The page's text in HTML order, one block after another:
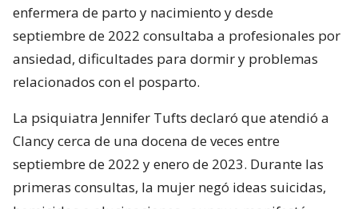
enfermera de parto y nacimiento y desde
septiembre de 2022 consultaba a profesionales por
ansiedad, dificultades para dormir y problemas
relacionados con el posparto.
La psiquiatra Jennifer Tufts declaró que atendió a
Clancy cerca de una docena de veces entre
septiembre de 2022 y enero de 2023. Durante las
primeras consultas, la mujer negó ideas suicidas,